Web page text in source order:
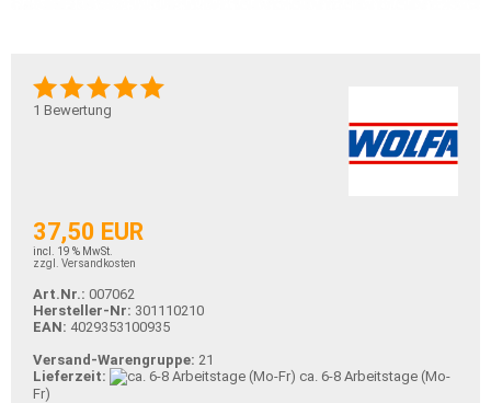
1 Bewertung
37,50 EUR
incl. 19 % MwSt.
zzgl. Versandkosten
Art.Nr.: 007062
Hersteller-Nr: 301110210
EAN: 4029353100935
Versand-Warengruppe: 21
Lieferzeit:
ca. 6-8 Arbeitstage (Mo-
Fr)